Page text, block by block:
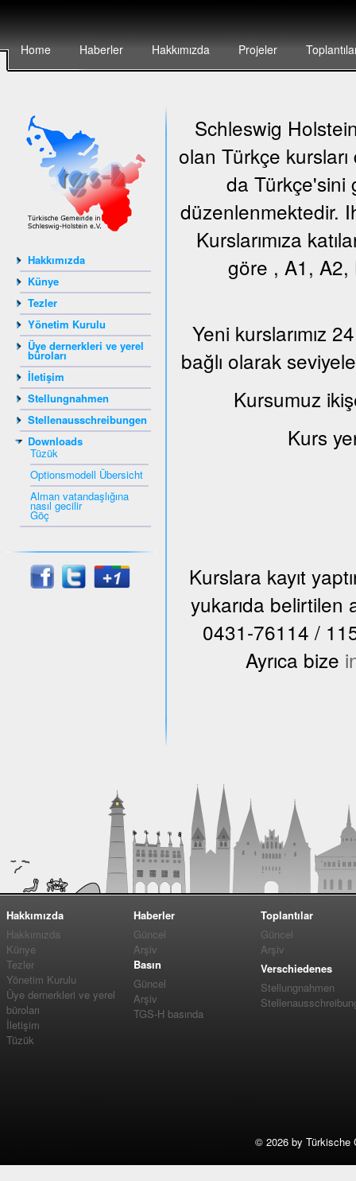
Home Haberler Hakkımızda Projeler
Hakkımızda
Künye
Tezler
Yönetim Kurulu
Üye dernerkleri ve yerel
büroları
İletişim
Stellungnahmen
Stellenausschreibungen
Downloads
Tüzük
Optionsmodell Übersicht
Alman vatandaşlığına
nasıl gecilir
Göç
Schleswig
olan Türkçe
da Türkçe'sini
düzenlenmektedir.
Kurslarımıza
göre , A1, A2,
Yeni kurslarımız
bağlı olarak
Kursumuz
Kurs
Kurslara kayıt
yukarıda
0431-76114 /
Ayrıca bize
Hakkımızda
Hakkımızda
Künye
Tezler
Yönetim Kurulu
Üye dernerkleri ve yerel
büroları
İletişim
Tüzük
Haberler
Güncel
Arşiv
Basın
Güncel
Arşiv
TGS-H basında
Toplantılar
Güncel
Arşiv
Verschiedenes
Stellungnahmen
© 2026 by Türkische